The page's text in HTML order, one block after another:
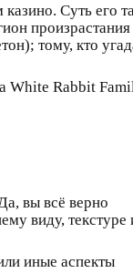
Суть его
произрастания
тому, кто
White Rabbit
вы всё верно
виду, текстуре
иные аспекты